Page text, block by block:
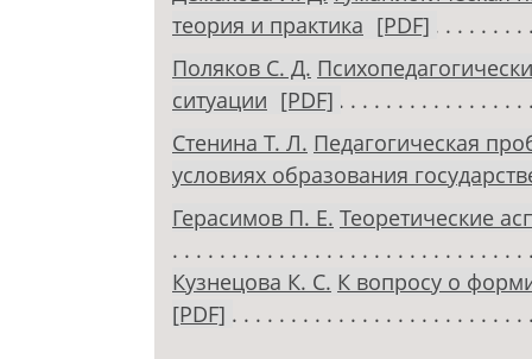
теория и практика [PDF]
Поляков С. Д.
ситуации [PDF]
Стенина Т. Л. Педагогическая
условиях образования
Герасимов П. Е. Теоретические
Кузнецова К. С. К вопросу о
[PDF]